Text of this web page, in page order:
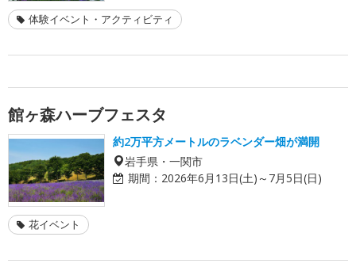
体験イベント・アクティビティ
館ヶ森ハーブフェスタ
約2万平方メートルのラベンダー畑が満開
岩手県・一関市
期間： 2026年6月13日(土)～7月5日(日)
花イベント